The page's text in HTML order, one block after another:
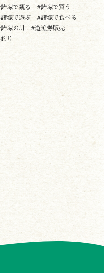
塚で観る
#諸塚で買う
塚で遊ぶ
#諸塚で食べる
塚の川
#遊漁券販売
り
ついて
シー
しいたけの館21内
0178